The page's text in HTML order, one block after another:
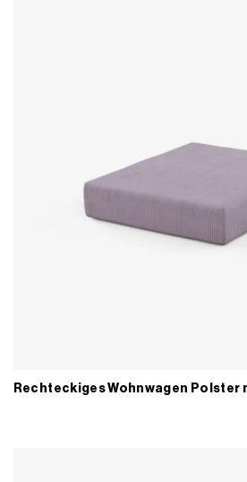
Rechteckiges Wohnwagen Polster